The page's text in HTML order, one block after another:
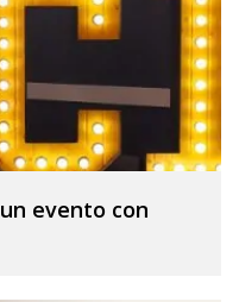
evento con